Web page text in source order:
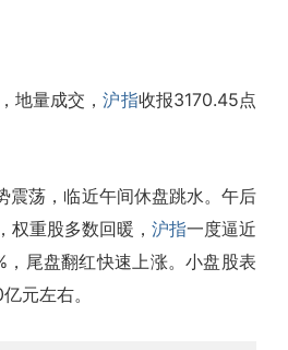
地量成交，沪指收报3170.45点
荡，临近午间休盘跳水。午后
权重股多数回暖， 沪指一度逼近
尾盘翻红快速上涨。小盘股表
元左右。